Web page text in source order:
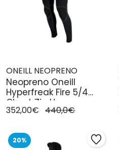
ONEILL NEOPRENO
Neopreno Oneill
Hyperfreak Fire 5/4
Chest Zip Hom
352,00€ 440,0€
20%